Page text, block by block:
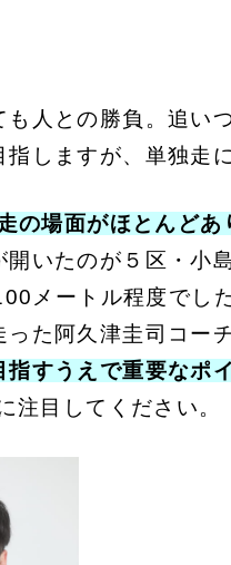
も人との勝負。追い
しますが、単独走
の場面がほとんどあ
開いたのが５区・小
メートル程度でした
った阿久津圭司コー
すうえで重要なポ
注目してください。